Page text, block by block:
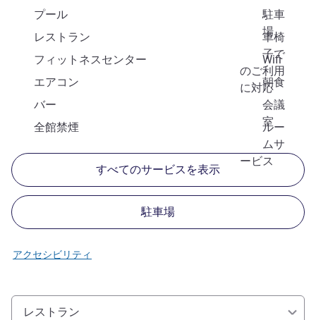
プール
駐車
場
レストラン
車椅
子で
のご利用
に対応
フィットネスセンター
Wifi
エアコン
朝食
バー
会議
室
全館禁煙
ルー
ムサ
ービス
すべてのサービスを表示
駐車場
アクセシビリティ
レストラン